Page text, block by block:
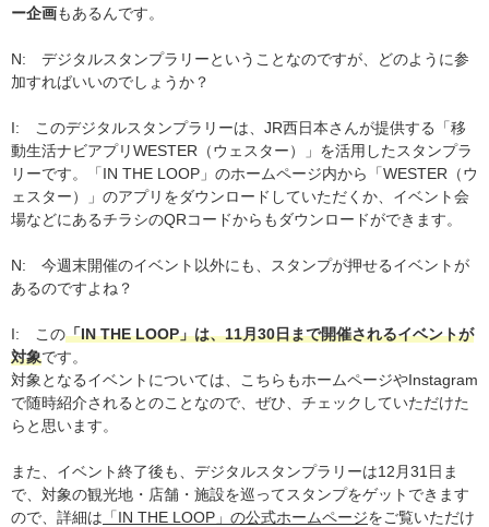
ー企画もあるんです。
N: デジタルスタンプラリーということなのですが、どのように参
加すればいいのでしょうか？
I: このデジタルスタンプラリーは、JR西日本さんが提供する「移
動生活ナビアプリWESTER（ウェスター）」を活用したスタンプラ
リーです。「IN THE LOOP」のホームページ内から「WESTER（ウ
ェスター）」のアプリをダウンロードしていただくか、イベント会
場などにあるチラシのQRコードからもダウンロードができます。
N: 今週末開催のイベント以外にも、スタンプが押せるイベントが
あるのですよね？
I: この「IN THE LOOP」は、11月30日まで開催されるイベントが
対象です。
対象となるイベントについては、こちらもホームページやInstagram
で随時紹介されるとのことなので、ぜひ、チェックしていただけた
らと思います。
また、イベント終了後も、デジタルスタンプラリーは12月31日ま
で、対象の観光地・店舗・施設を巡ってスタンプをゲットできます
ので、詳細は 「IN THE LOOP」の公式ホームページをご覧いただけ